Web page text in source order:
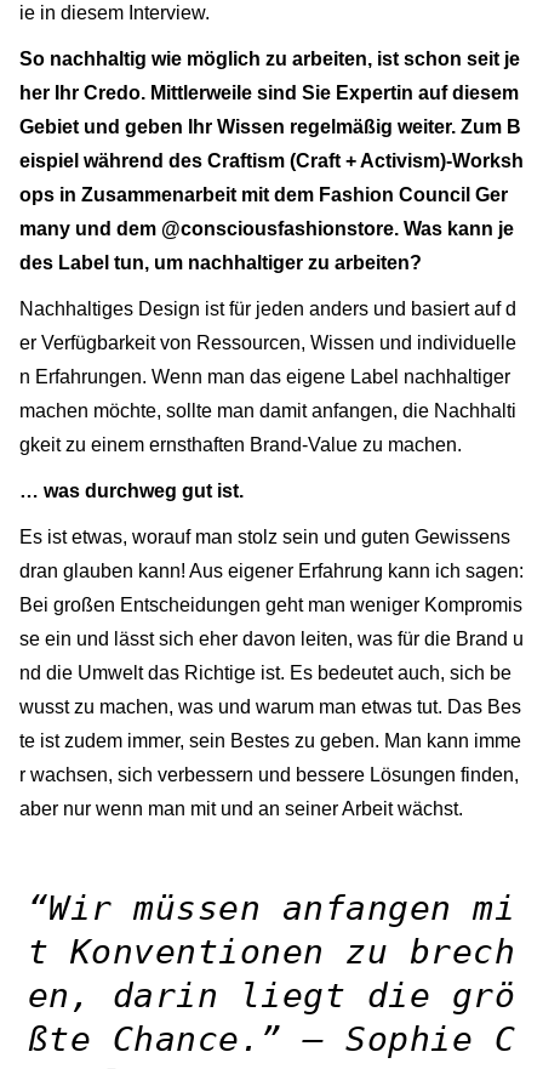
ie in diesem Interview.
So nachhaltig wie möglich zu arbeiten, ist schon seit je
her Ihr Credo. Mittlerweile sind Sie Expertin auf diesem
Gebiet und geben Ihr Wissen regelmäßig weiter. Zum B
eispiel während des Craftism (Craft + Activism)-Worksh
ops in Zusammenarbeit mit dem Fashion Council Ger
many und dem @consciousfashionstore. Was kann je
des Label tun, um nachhaltiger zu arbeiten?
Nachhaltiges Design ist für jeden anders und basiert auf d
er Verfügbarkeit von Ressourcen, Wissen und individuelle
n Erfahrungen. Wenn man das eigene Label nachhaltiger
machen möchte, sollte man damit anfangen, die Nachhalti
gkeit zu einem ernsthaften Brand-Value zu machen.
… was durchweg gut ist.
Es ist etwas, worauf man stolz sein und guten Gewissens
dran glauben kann! Aus eigener Erfahrung kann ich sagen:
Bei großen Entscheidungen geht man weniger Kompromis
se ein und lässt sich eher davon leiten, was für die Brand u
nd die Umwelt das Richtige ist. Es bedeutet auch, sich be
wusst zu machen, was und warum man etwas tut. Das Bes
te ist zudem immer, sein Bestes zu geben. Man kann imme
r wachsen, sich verbessern und bessere Lösungen finden,
aber nur wenn man mit und an seiner Arbeit wächst.
“Wir müssen anfangen mi
t Konventionen zu brech
en, darin liegt die grö
ßte Chance.” – Sophie C